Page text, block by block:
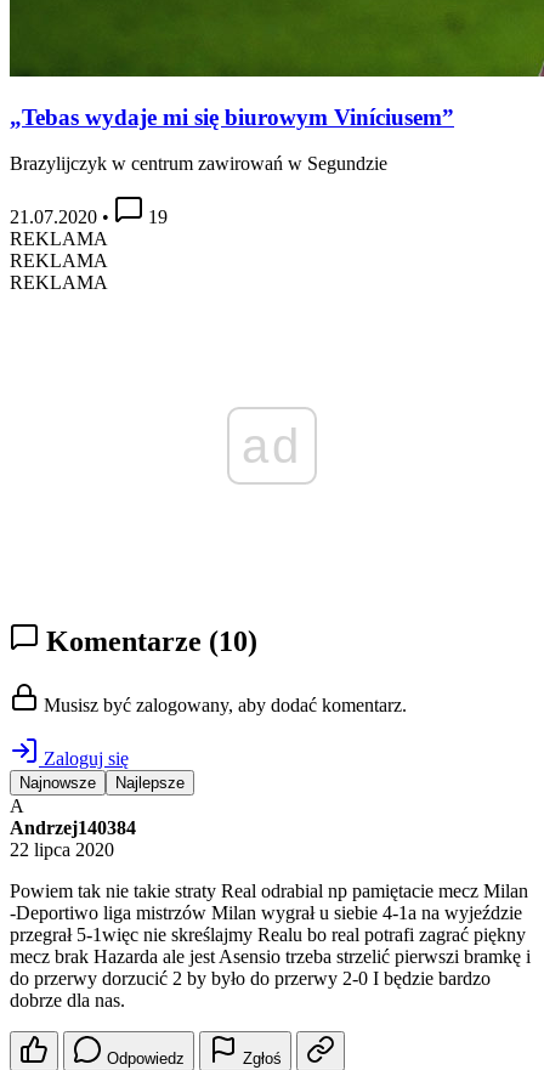
„Tebas wydaje mi się biurowym Viníciusem”
Brazylijczyk w centrum zawirowań w Segundzie
21.07.2020 •
19
REKLAMA
REKLAMA
REKLAMA
ad
Komentarze (10)
Musisz być zalogowany, aby dodać komentarz.
Zaloguj się
Najnowsze Najlepsze
A
Andrzej140384
22 lipca 2020
Powiem tak nie takie straty Real odrabial np pamiętacie mecz Milan
-Deportiwo liga mistrzów Milan wygrał u siebie 4-1a na wyjeździe
przegrał 5-1więc nie skreślajmy Realu bo real potrafi zagrać piękny
mecz brak Hazarda ale jest Asensio trzeba strzelić pierwszi bramkę i
do przerwy dorzucić 2 by było do przerwy 2-0 I będzie bardzo
dobrze dla nas.
Odpowiedz Zgłoś